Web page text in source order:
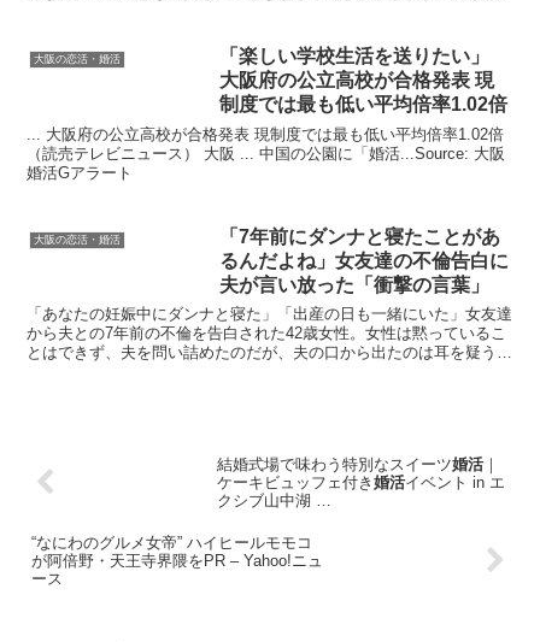
大阪の恋活・婚活
「楽しい学校生活を送りたい」
大阪府の公立高校が合格発表 現
制度では最も低い平均倍率1.02倍
... 大阪府の公立高校が合格発表 現制度では最も低い平均倍率1.02倍
（読売テレビニュース） 大阪 ... 中国の公園に「婚活...Source: 大阪
婚活Gアラート
大阪の恋活・婚活
「7年前にダンナと寝たことがあ
るんだよね」女友達の不倫告白に
夫が言い放った「衝撃の言葉」
「あなたの妊娠中にダンナと寝た」「出産の日も一緒にいた」女友達
から夫との7年前の不倫を告白された42歳女性。女性は黙っているこ
とはできず、夫を問い詰めたのだが、夫の口から出たのは耳を疑う言
結婚式場で味わう特別なスイーツ婚活｜
ケーキビュッフェ付き 婚活イベント in エ
クシブ山中湖 …
“なにわのグルメ女帝” ハイヒールモモコ
が阿倍野・天王寺界隈をPR – Yahoo!ニュ
ース